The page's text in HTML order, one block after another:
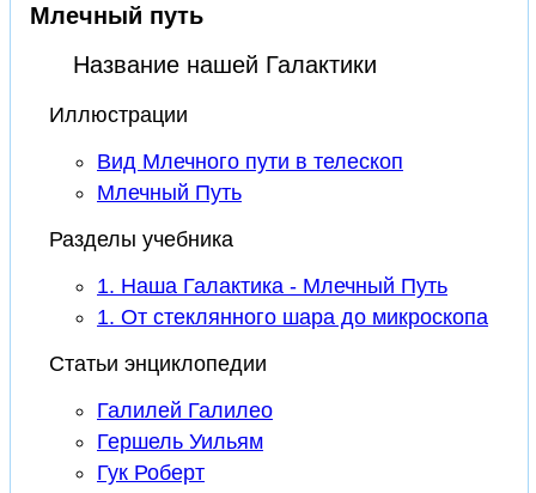
Млечный путь
Название нашей Галактики
Иллюстрации
Вид Млечного пути в телескоп
Млечный Путь
Разделы учебника
1. Наша Галактика - Млечный Путь
1. От стеклянного шара до микроскопа
Статьи энциклопедии
Галилей Галилео
Гершель Уильям
Гук Роберт